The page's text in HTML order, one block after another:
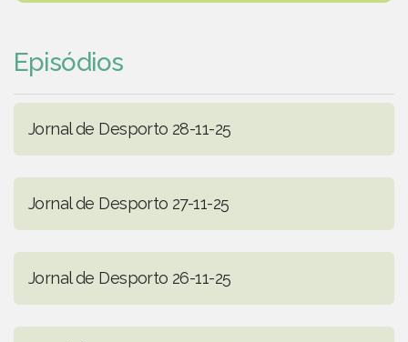
Episódios
Jornal de Desporto 28-11-25
Jornal de Desporto 27-11-25
Jornal de Desporto 26-11-25